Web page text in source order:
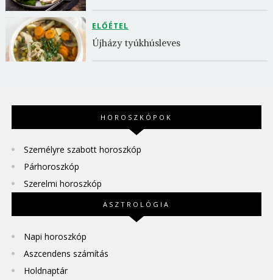
ELŐÉTEL
Újházy tyúkhúsleves
HOROSZKÓPOK
Személyre szabott horoszkóp
Párhoroszkóp
Szerelmi horoszkóp
ASZTROLÓGIA
Napi horoszkóp
Aszcendens számítás
Holdnaptár